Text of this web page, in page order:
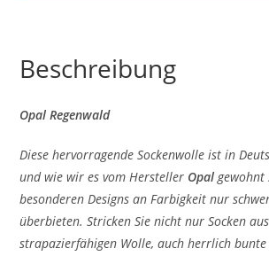
Beschreibung
Opal Regenwald
Diese hervorragende Sockenwolle ist in
und wie wir es vom Hersteller Opalgewohnt
besonderen Designs an Farbigkeit nur
überbieten. Stricken Sie nicht nur Socken
strapazierfähigen Wolle, auch herrlich bunte